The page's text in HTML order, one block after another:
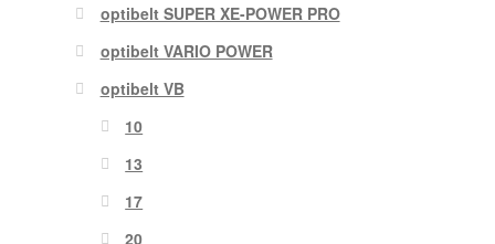
optibelt SUPER XE-POWER PRO
optibelt VARIO POWER
optibelt VB
10
13
17
20